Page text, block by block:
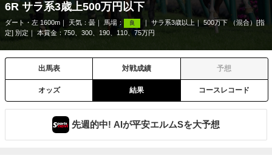
6R サラ系3歳上500万円以下
ダート・左 1600m 天気： 曇 馬場： 良 サラ系3歳以上
500万下 （混合）[指
定] 別定
本賞金：750、300、190、110、75万円
出馬表 対戦成績 予想
オッズ 結果 コースレコード
先週的中! AIが平安エルムSを大予想